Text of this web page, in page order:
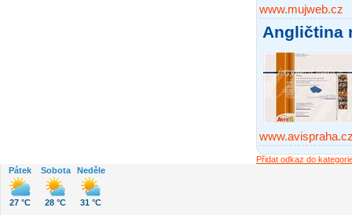
www.mujweb.cz
Angličtina
Přidat odkaz do
Pátek
27 °C
Sobota
28 °C
Neděle
31 °C